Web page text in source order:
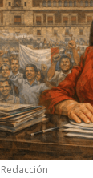
Redacción